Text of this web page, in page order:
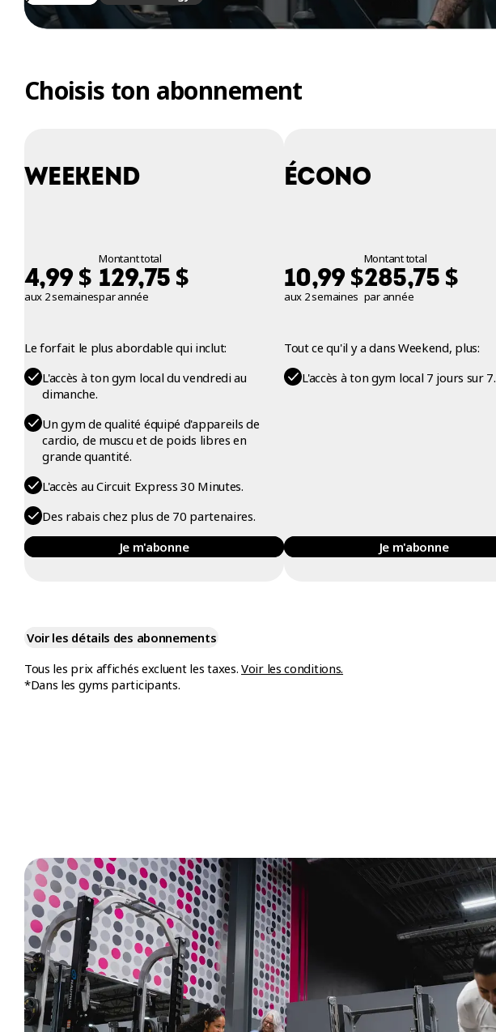
Choisis ton abonnement
WEEKEND
4,99$
aux 2 semaines
Montant total
129,75 $
par année
Le forfait le plus abordable qui inclut:
L'accès à ton gym local du vendredi au
dimanche.
Un gym de qualité équipé d'appareils de
cardio, de muscu et de poids libres en
grande quantité.
L'accès au Circuit Express 30 Minutes.
Des rabais chez plus de 70 partenaires.
Je m'abonne
ÉCONO
10,99$
aux 2 semaines
Montant total
285,75 $
par année
Tout ce qu'il y a dans Weekend, plus:
L'accès à ton gym local 7 jours sur 7.
Je m'abonne
Voir les détails des abonnements
Tous les prix affichés excluent les taxes.Voir les conditions.
*Dans les gyms participants.